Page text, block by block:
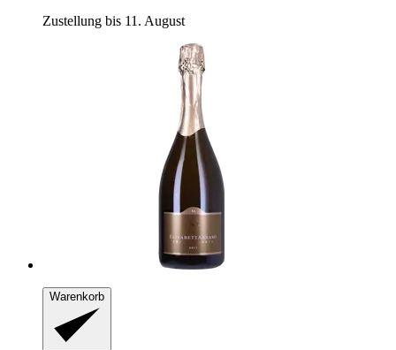
Zustellung bis 11. August
Warenkorb